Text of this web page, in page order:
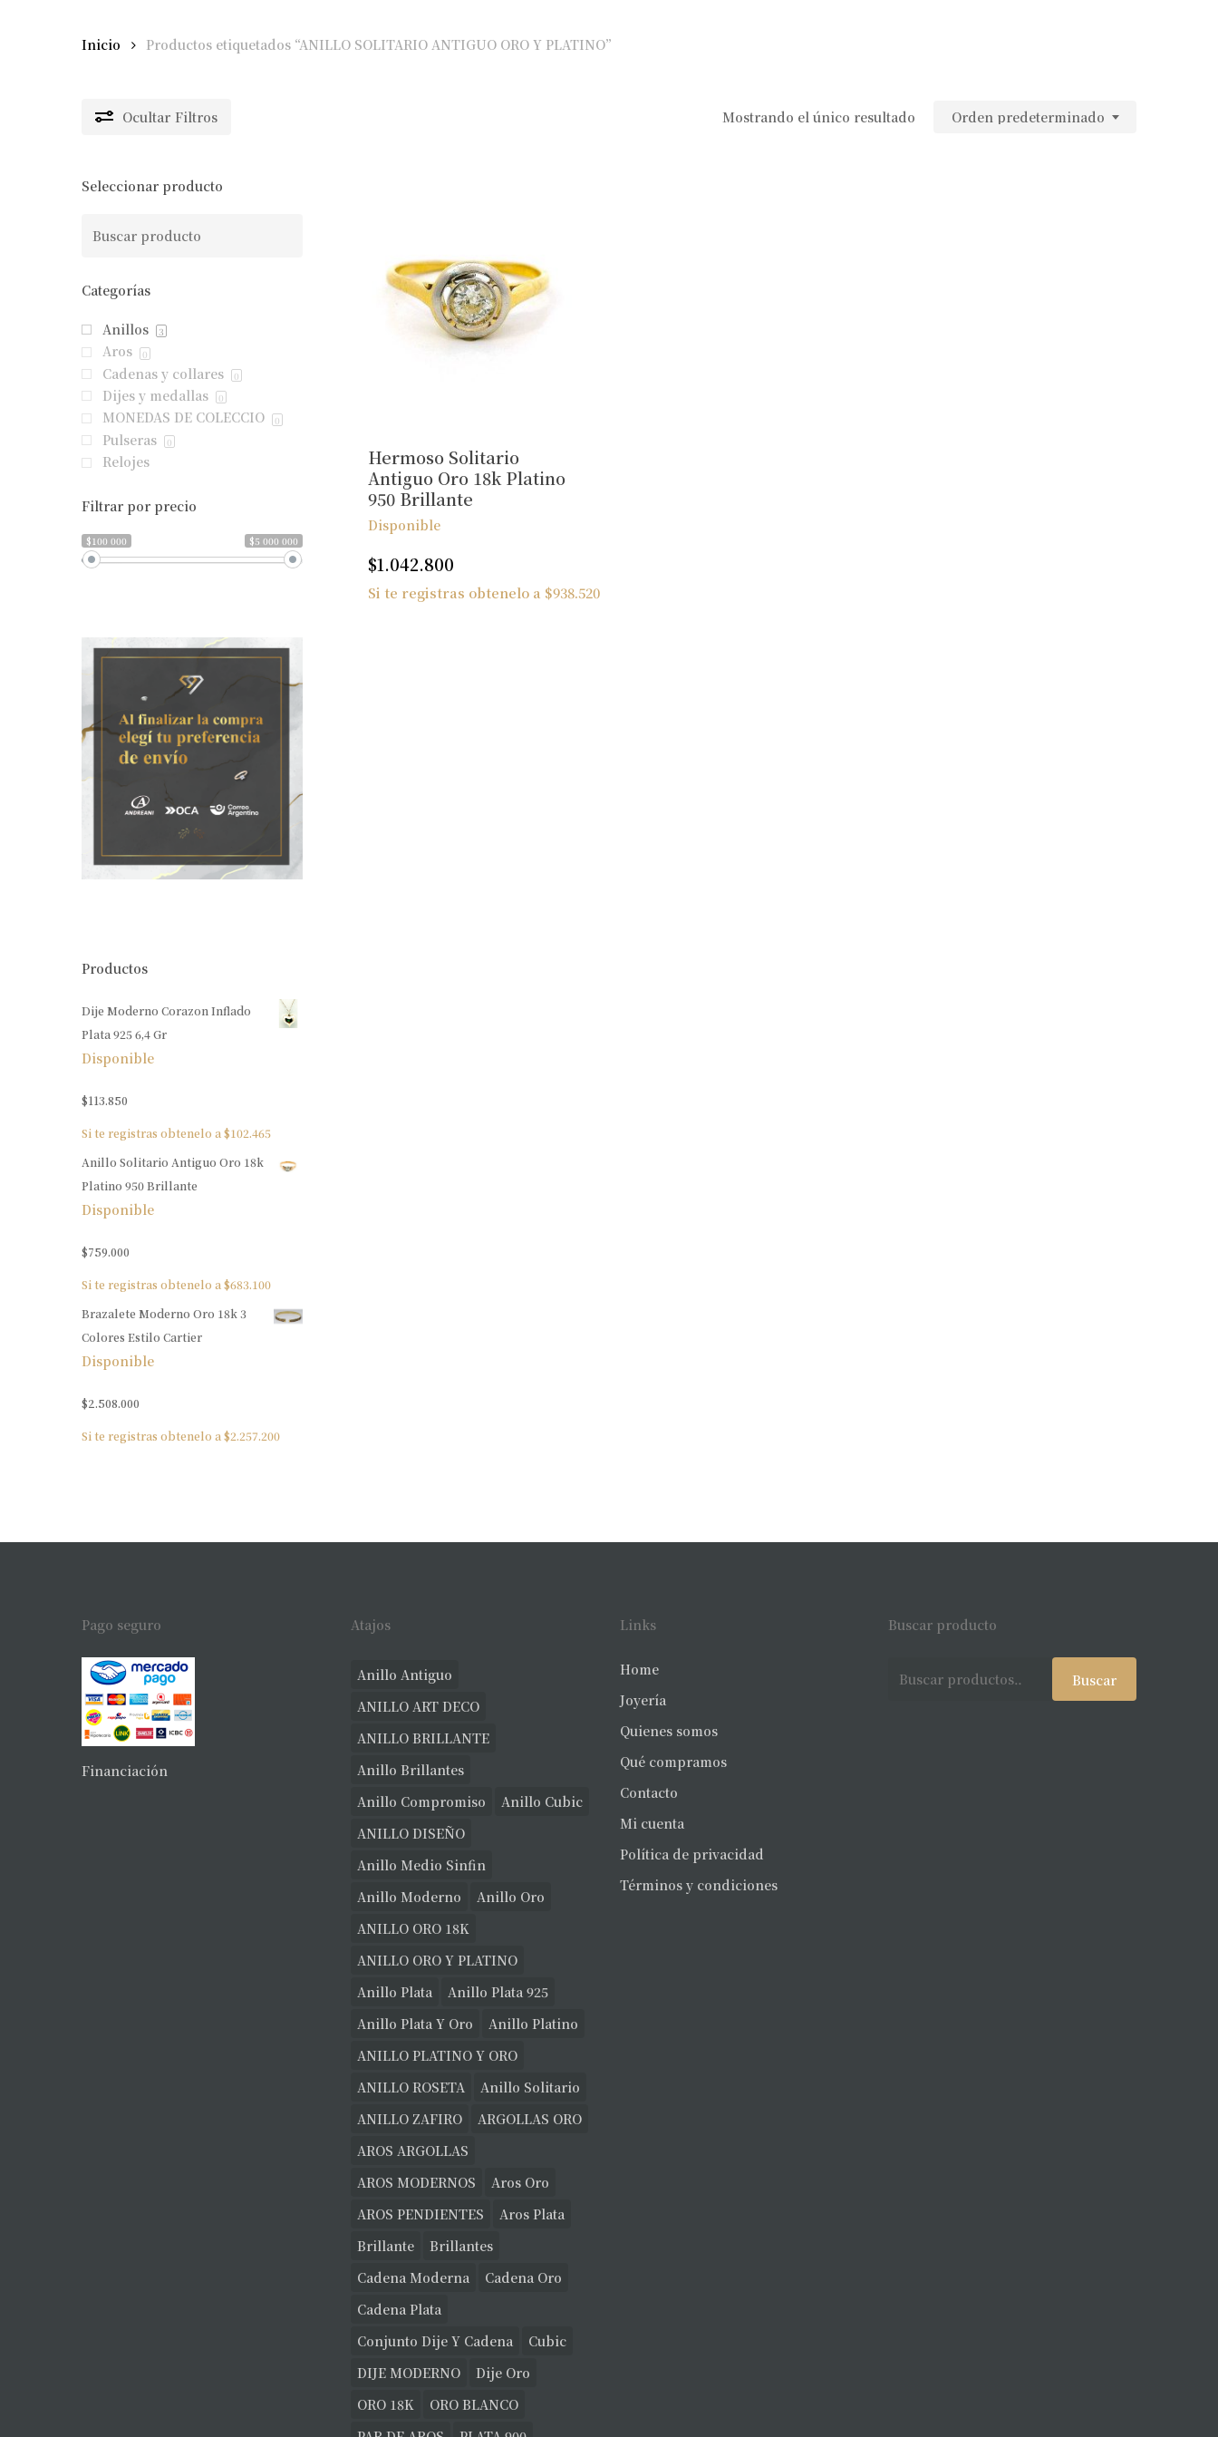
Inicio Productos etiquetados “ANILLO SOLITARIO ANTIGUO ORO Y PLATINO”
Ocultar Filtros Mostrando el único resultado Orden predeterminado
Seleccionar producto
Categorías
Anillos 3
Aros 0
Cadenas y collares 0
Dijes y medallas 0
MONEDAS DE COLECCIO 0
Pulseras 0
Relojes
Filtrar por precio
$100 000 $5 000 000
Productos
Dije Moderno Corazon Inflado
Plata 925 6,4 Gr
Disponible
$113.850
Si te registras obtenelo a $102.465
Anillo Solitario Antiguo Oro 18k
Platino 950 Brillante
Disponible
$759.000
Si te registras obtenelo a $683.100
Brazalete Moderno Oro 18k 3
Colores Estilo Cartier
Disponible
$2.508.000
Si te registras obtenelo a $2.257.200
Hermoso Solitario
Antiguo Oro 18k Platino
950 Brillante
Disponible
$1.042.800
Si te registras obtenelo a $938.520
Pago seguro
Financiación
Atajos
Anillo Antiguo
ANILLO ART DECO
ANILLO BRILLANTE
Anillo Brillantes
Anillo Compromiso
Anillo Cubic
ANILLO DISEÑO
Anillo Medio Sinfin
Anillo Moderno
Anillo Oro
ANILLO ORO 18K
ANILLO ORO Y PLATINO
Anillo Plata
Anillo Plata 925
Anillo Plata Y Oro
Anillo Platino
ANILLO PLATINO Y ORO
ANILLO ROSETA
Anillo Solitario
ANILLO ZAFIRO
ARGOLLAS ORO
AROS ARGOLLAS
AROS MODERNOS
Aros Oro
AROS PENDIENTES
Aros Plata
Brillante
Brillantes
Cadena Moderna
Cadena Oro
Cadena Plata
Conjunto Dije Y Cadena
Cubic
DIJE MODERNO
Dije Oro
ORO 18K
ORO BLANCO
Links
Home
Joyería
Quienes somos
Qué compramos
Contacto
Mi cuenta
Política de privacidad
Términos y condiciones
Buscar producto
Buscar